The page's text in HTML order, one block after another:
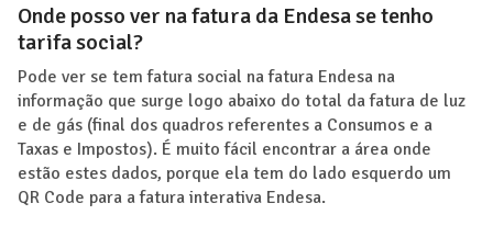
Onde posso ver na fatura da Endesa se tenho
tarifa social?
Pode ver se tem fatura social na fatura Endesa na
informação que surge logo abaixo do total da fatura de luz
e de gás (final dos quadros referentes a Consumos e a
Taxas e Impostos). É muito fácil encontrar a área onde
estão estes dados, porque ela tem do lado esquerdo um
QR Code para a fatura interativa Endesa.